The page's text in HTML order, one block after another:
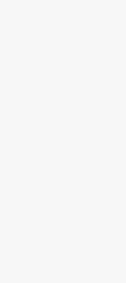
biridir. Zarif
malzemeleriyle
favori tercihi haline
dokulu kumaşlar,
Agusto
Agusto Koltuk
Adresi | Classhome
Classhome’un
olarak ürettiği
biridir. Zarif
malzemeleriyle
favori tercihi haline
dokulu kumaşlar,